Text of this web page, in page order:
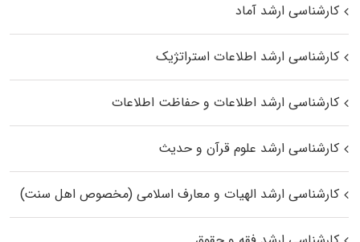
کارشناسی ارشد آماد
کارشناسی ارشد اطلاعات استراتژیک
کارشناسی ارشد اطلاعات و حفاظت اطلاعات
کارشناسی ارشد علوم قرآن و حدیث
کارشناسی ارشد الهیات و معارف اسلامی (مخصوص اهل سنت)